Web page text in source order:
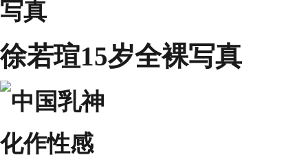
徐若瑄15岁全裸写真